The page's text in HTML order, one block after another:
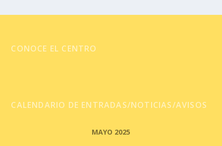
CONOCE EL CENTRO
CALENDARIO DE ENTRADAS/NOTICIAS/AVISOS
MAYO 2025